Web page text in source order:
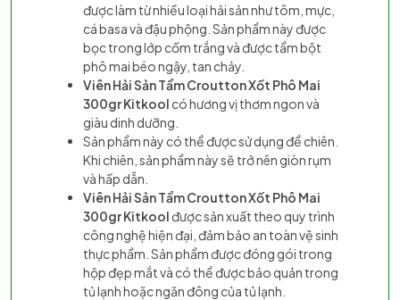
được làm từ nhiều loại hải sản như tôm, mực,
cá basa và đậu phộng. Sản phẩm này được
bọc trong lớp cốm trắng và được tẩm bột
phô mai béo ngậy, tan chảy.
Viên Hải Sản Tẩm Croutton Xốt Phô Mai
300gr Kitkool có hương vị thơm ngon và
giàu dinh dưỡng.
Sản phẩm này có thể được sử dụng để chiên.
Khi chiên, sản phẩm này sẽ trở nên giòn rụm
và hấp dẫn.
Viên Hải Sản Tẩm Croutton Xốt Phô Mai
300gr Kitkoolđược sản xuất theo quy trình
công nghệ hiện đại, đảm bảo an toàn vệ sinh
thực phẩm. Sản phẩm được đóng gói trong
hộp đẹp mắt và có thể được bảo quản trong
tủ lạnh hoặc ngăn đông của tủ lạnh.